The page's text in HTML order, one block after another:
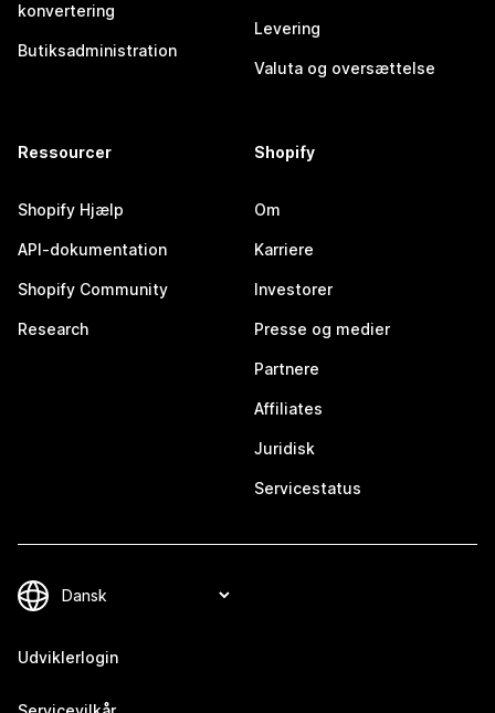
konvertering
Butiksadministration
Levering
Valuta og oversættelse
Ressourcer
Shopify Hjælp
API-dokumentation
Shopify Community
Research
Shopify
Om
Karriere
Investorer
Presse og medier
Partnere
Affiliates
Juridisk
Servicestatus
Udviklerlogin